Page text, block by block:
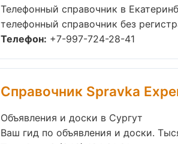
Телефонный справочник в
телефонный справочник без
Телефон: +7-997-724-28-41
Справочник Spravka
Объявления и доски в Сургут
Ваш гид по объявления и доски.